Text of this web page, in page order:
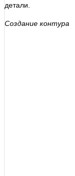
детали.
Создание контура